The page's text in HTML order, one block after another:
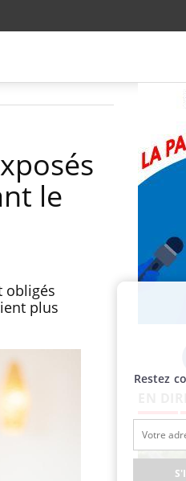
le
obligés
plus
Restez